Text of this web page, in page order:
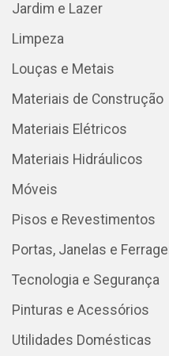
Jardim e Lazer
Limpeza
Louças e Metais
Materiais de Construção
Materiais Elétricos
Materiais Hidráulicos
Móveis
Pisos e Revestimentos
Portas, Janelas e
Tecnologia e Segurança
Pinturas e Acessórios
Utilidades Domésticas